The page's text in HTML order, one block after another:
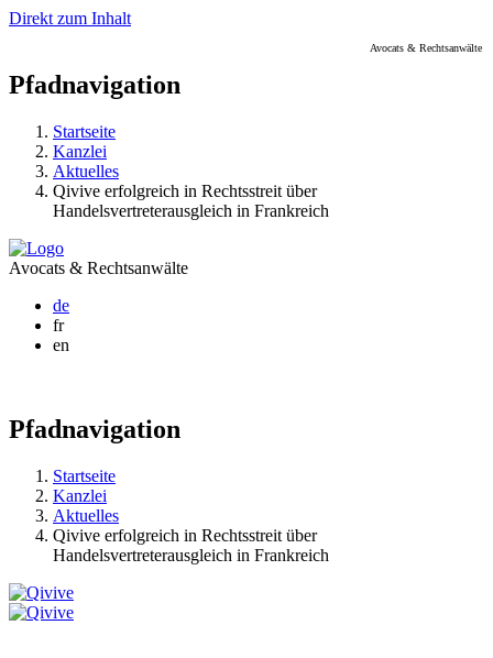
Direkt zum Inhalt
Avocats & Rechtsanwälte
Pfadnavigation
Startseite
Kanzlei
Aktuelles
Qivive erfolgreich in Rechtsstreit über
Handelsvertreterausgleich in Frankreich
Avocats & Rechtsanwälte
de
fr
en
Pfadnavigation
Startseite
Kanzlei
Aktuelles
Qivive erfolgreich in Rechtsstreit über
Handelsvertreterausgleich in Frankreich